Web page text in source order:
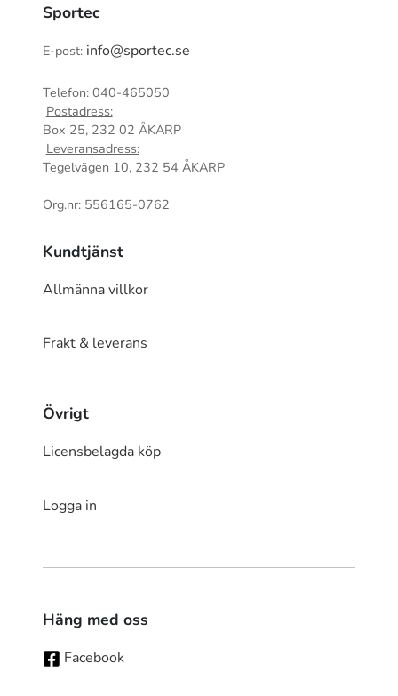
Sportec
E-post: info@sportec.se
Telefon: 040-465050
Postadress:
Box 25, 232 02 ÅKARP
Leveransadress:
Tegelvägen 10, 232 54 ÅKARP
Org.nr: 556165-0762
Kundtjänst
Allmänna villkor
Frakt & leverans
Övrigt
Licensbelagda köp
Logga in
Häng med oss
Facebook